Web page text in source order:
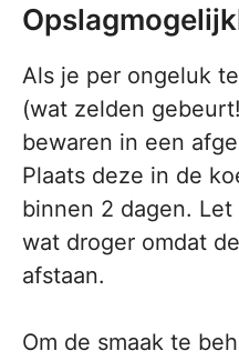
Als je per ongeluk
(wat zelden
bewaren in een
Plaats deze in de
binnen 2 dagen.
wat droger omdat
afstaan.
Om de smaak te